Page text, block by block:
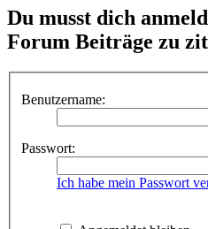
Du musst dich
Forum Beiträge zu
Benutzername:
Passwort:
Ich habe mein Passwort